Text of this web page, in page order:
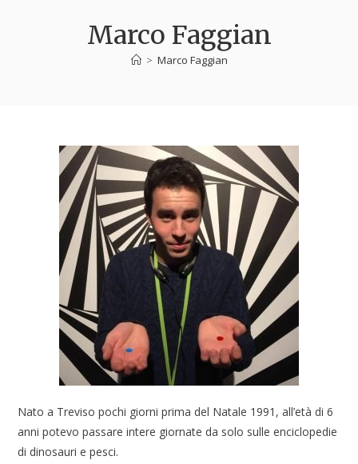
Marco Faggian
> Marco Faggian
Nato a Treviso pochi giorni prima del Natale 1991, all’età di 6
anni potevo passare intere giornate da solo sulle enciclopedie
di dinosauri e pesci.